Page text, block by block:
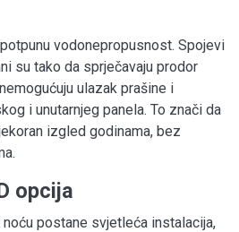
vodonepropusnost. Spojevi
su tako da sprječavaju prodor
ulazak prašine i
i unutarnjeg panela. To znači da
izgled godinama, bez
opcija
postane svjetleća instalacija,